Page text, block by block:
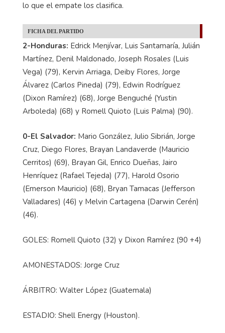
lo que el empate los clasifica.
FICHA DEL PARTIDO
2-Honduras: Edrick Menjívar, Luis Santamaría, Julián
Martínez, Denil Maldonado, Joseph Rosales (Luis
Vega) (79), Kervin Arriaga, Deiby Flores, Jorge
Álvarez (Carlos Pineda) (79), Edwin Rodríguez
(Dixon Ramírez) (68), Jorge Benguché (Yustin
Arboleda) (68) y Romell Quioto (Luis Palma) (90).
0-El Salvador: Mario González, Julio Sibrián, Jorge
Cruz, Diego Flores, Brayan Landaverde (Mauricio
Cerritos) (69), Brayan Gil, Enrico Dueñas, Jairo
Henríquez (Rafael Tejeda) (77), Harold Osorio
(Emerson Mauricio) (68), Bryan Tamacas (Jefferson
Valladares) (46) y Melvin Cartagena (Darwin Cerén)
(46).
GOLES: Romell Quioto (32) y Dixon Ramírez (90 +4)
AMONESTADOS: Jorge Cruz
ÁRBITRO: Walter López (Guatemala)
ESTADIO: Shell Energy (Houston).